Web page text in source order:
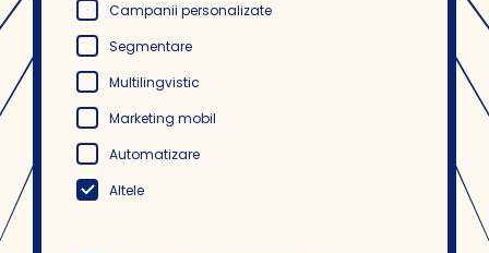
Campanii personalizate
Segmentare
Multilingvistic
Marketing mobil
Automatizare
Altele